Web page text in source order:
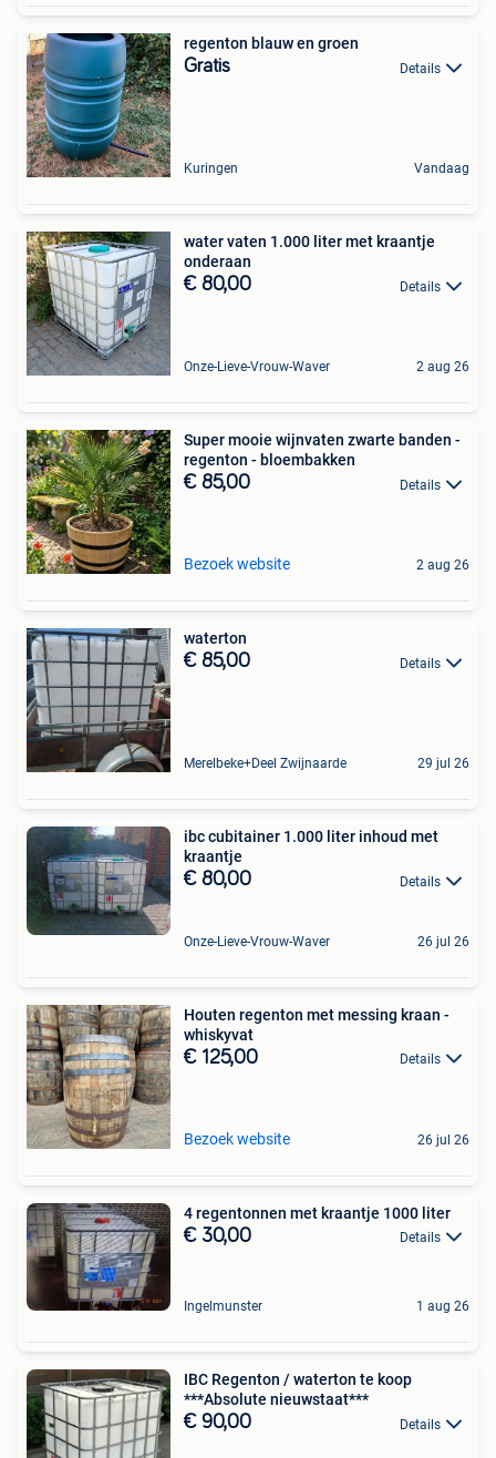
regenton blauw en groen
Gratis Details
Kuringen Vandaag
water vaten 1.000 liter met kraantje
onderaan
€ 80,00 Details
Onze-Lieve-Vrouw-Waver 2 aug 26
Super mooie wijnvaten zwarte banden -
regenton - bloembakken
€ 85,00 Details
Bezoek website 2 aug 26
waterton
€ 85,00 Details
Merelbeke+Deel Zwijnaarde 29 jul 26
ibc cubitainer 1.000 liter inhoud met
kraantje
€ 80,00 Details
Onze-Lieve-Vrouw-Waver 26 jul 26
Houten regenton met messing kraan -
whiskyvat
€ 125,00 Details
Bezoek website 26 jul 26
4 regentonnen met kraantje 1000 liter
€ 30,00 Details
Ingelmunster 1 aug 26
IBC Regenton / waterton te koop
***Absolute nieuwstaat***
€ 90,00 Details